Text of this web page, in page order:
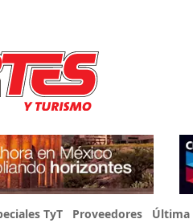
TyT Proveedores Última